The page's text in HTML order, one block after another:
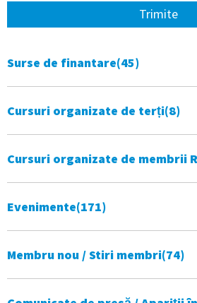
Trimite
Surse de finantare(45)
Cursuri organizate de terți(8)
Cursuri organizate de membrii
Evenimente(171)
Membru nou / Stiri membri(74)